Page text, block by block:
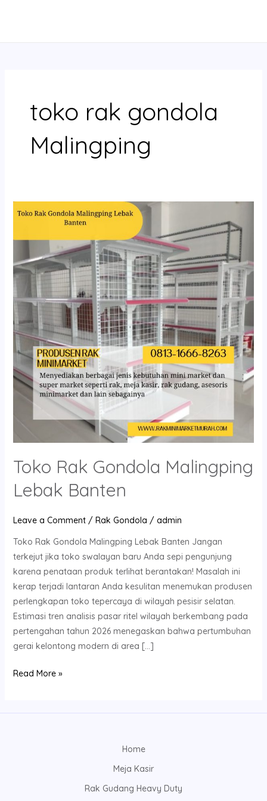
toko rak gondola
Malingping
Toko Rak Gondola Malingping
Lebak Banten
Leave a Comment / Rak Gondola / admin
Toko Rak Gondola Malingping Lebak Banten Jangan
terkejut jika toko swalayan baru Anda sepi pengunjung
karena penataan produk terlihat berantakan! Masalah ini
kerap terjadi lantaran Anda kesulitan menemukan produsen
perlengkapan toko tepercaya di wilayah pesisir selatan.
Estimasi tren analisis pasar ritel wilayah berkembang pada
pertengahan tahun 2026 menegaskan bahwa pertumbuhan
gerai kelontong modern di area […]
Toko
Gondola
Malingping
Lebak
Banten
Read More »
Home
Meja Kasir
Rak Gudang Heavy Duty